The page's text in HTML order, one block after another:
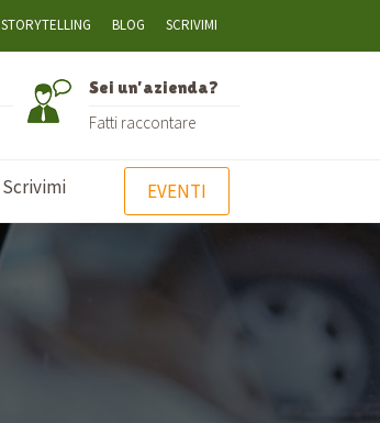
STORYTELLING BLOG SCRIVIMI
Sei un’azienda?
Fatti raccontare
Scrivimi EVENTI